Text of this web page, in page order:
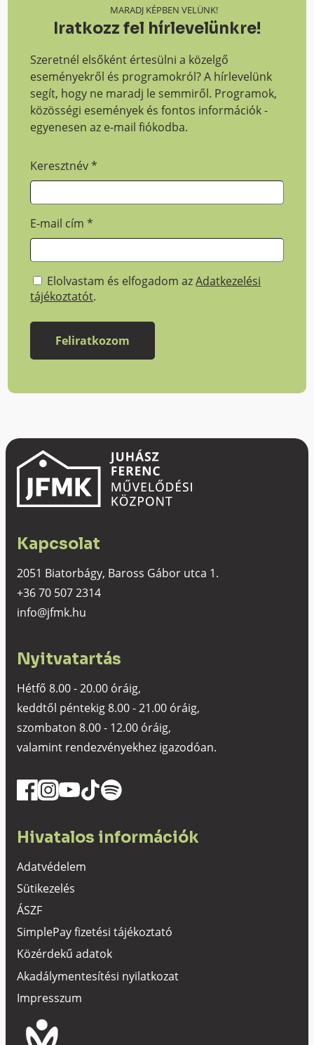
MARADJ KÉPBEN VELÜNK!
Iratkozz fel hírlevelünkre!
Szeretnél elsőként értesülni a közelgő
eseményekről és programokról? A hírlevelünk
segít, hogy ne maradj le semmiről. Programok,
közösségi események és fontos információk -
egyenesen az e-mail fiókodba.
Keresztnév*
E-mail cím*
Elolvastam és elfogadom azAdatkezelési
tájékoztatót.
Kapcsolat
2051 Biatorbágy, Baross Gábor utca 1.
+36 70 507 2314
info@jfmk.hu
Nyitvatartás
Hétfő 8.00 - 20.00 óráig,
keddtől péntekig 8.00 - 21.00 óráig,
szombaton 8.00 - 12.00 óráig,
valamint rendezvényekhez igazodóan.
Hivatalos információk
Adatvédelem
Sütikezelés
ÁSZF
SimplePay fizetési tájékoztató
Közérdekű adatok
Akadálymentesítési nyilatkozat
Impresszum